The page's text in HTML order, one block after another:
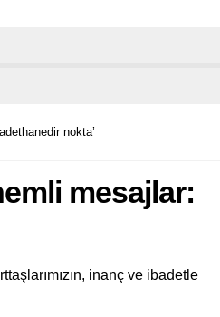
nokta’
mesajlar:
inanç ve ibadetle